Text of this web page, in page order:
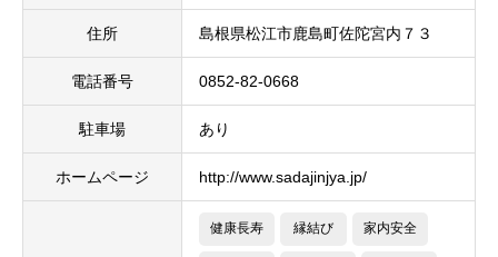
住所 島根県松江市鹿島町佐陀宮内７３
電話番号 0852-82-0668
駐車場 あり
ホームページ http://www.sadajinjya.jp/
健康長寿 縁結び 家内安全